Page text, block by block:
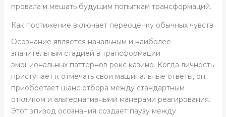
провала и мешать будущим попыткам трансформаций.
Как постижение включает переоценку обычных чувств
Осознание является начальным и наиболее
значительным стадией в трансформации
эмоциональных паттернов рокс казино. Когда личность
приступает к отмечать свои машинальные ответы, он
приобретает шанс отбора между стандартным
откликом и альтернативными манерами реагирования.
Этот эпизод осознания создает паузу между